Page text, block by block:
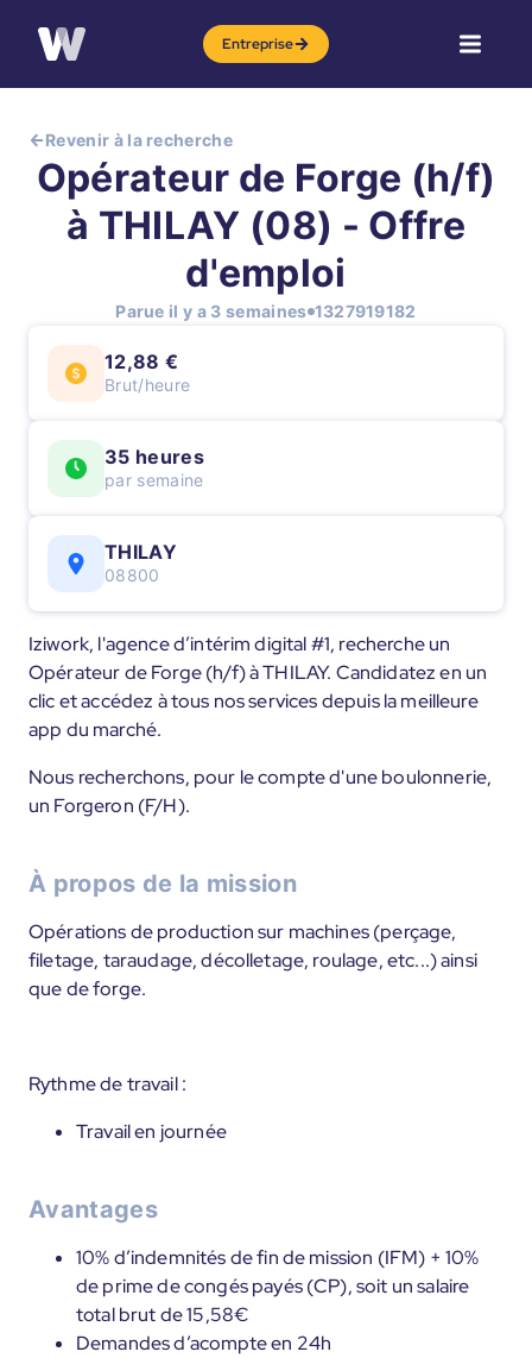
Entreprise
Revenir à la recherche
Opérateur de Forge (h/f)
à THILAY (08) - Offre
d'emploi
Parue il y a 3 semaines 1327919182
12,88 €
Brut/heure
35 heures
par semaine
THILAY
08800
Iziwork, l'agence d’intérim digital #1, recherche un
Opérateur de Forge (h/f) à THILAY. Candidatez en un
clic et accédez à tous nos services depuis la meilleure
app du marché.
Nous recherchons, pour le compte d'une boulonnerie,
un Forgeron (F/H).
À propos de la mission
Opérations de production sur machines (perçage,
filetage, taraudage, décolletage, roulage, etc...) ainsi
que de forge.
Rythme de travail :
Travail en journée
Avantages
10% d’indemnités de fin de mission (IFM) + 10%
de prime de congés payés (CP), soit un salaire
total brut de 15,58€
Demandes d’acompte en 24h